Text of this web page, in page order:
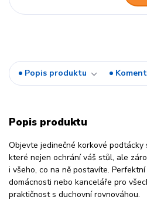
Popis produktu
Popis produktu
Objevte jedinečné korkové podtácky
které nejen ochrání váš stůl, ale
i všeho, co na ně postavíte.
domácnosti nebo kanceláře pro
praktičnost s duchovní rovnováhou.